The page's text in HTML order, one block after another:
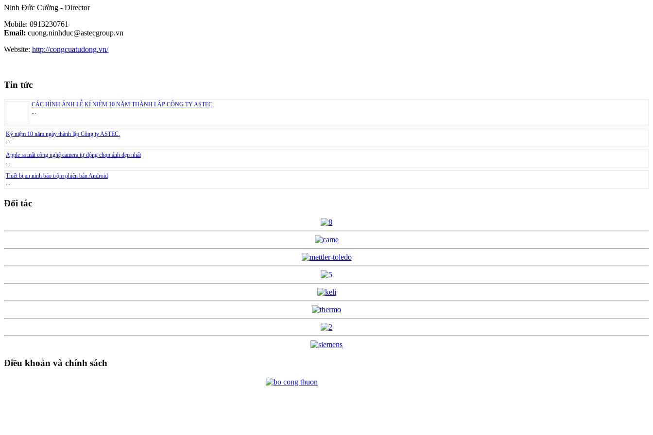
Ninh Đức Cường - Director
Mobile: 0913230761
Email: cuong.ninhduc@astecgroup.vn
Website: http://congcuatudong.vn/
Tin tức
CÁC HÌNH ẢNH LỄ KỈ NIỆM 10 NĂM THÀNH LẬP CÔNG TY ASTEC
...
Kỷ niệm 10 năm ngày thành lập Công ty ASTEC.
...
Apple ra mắt công nghệ camera tự động chọn ảnh đẹp nhất
...
Thiết bị an ninh báo trộm phiên bản Android
...
Đối tác
Điều khoản và chính sách